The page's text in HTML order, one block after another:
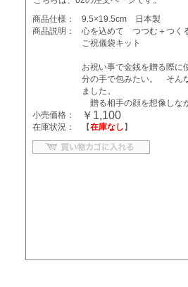
商品仕様：
9.5×19.5cm 日本製
商品説明：
心を込めて つつむ＋つく
ご祝儀袋キット
お祝い事で金銭を贈る際
分の手で包みたい。 そん
ました。
贈る相手の顔を想像しな
小売価格：
￥1,100
在庫状況： 【在庫なし 】